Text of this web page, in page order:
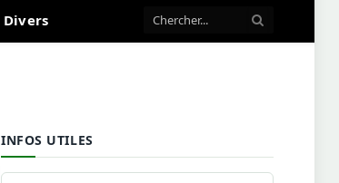
Divers
INFOS UTILES